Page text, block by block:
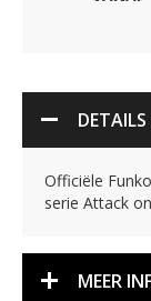
DETAILS
Officiële
serie Attack
MEER